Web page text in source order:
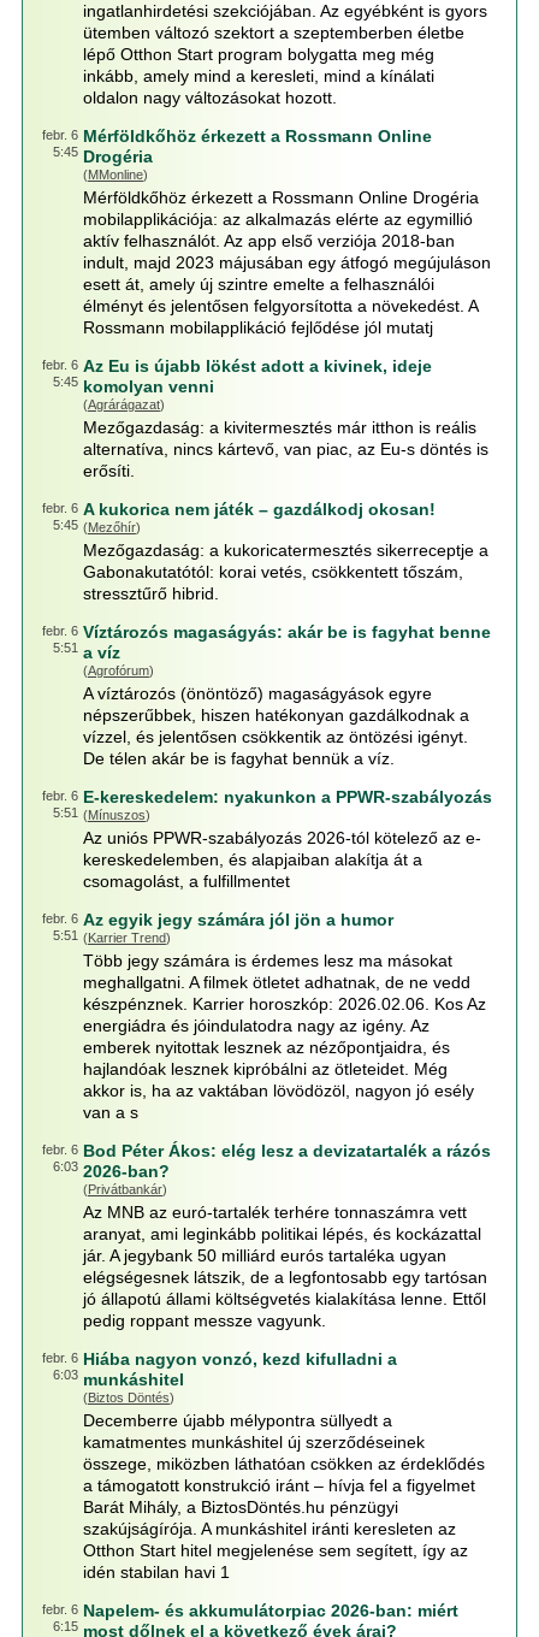
ingatlanhirdetési szekciójában. Az egyébként is gyors
ütemben változó szektort a szeptemberben életbe
lépő Otthon Start program bolygatta meg még
inkább, amely mind a keresleti, mind a kínálati
oldalon nagy változásokat hozott.
febr. 6
5:45
Mérföldkőhöz érkezett a Rossmann Online
Drogéria
(MMonline)
Mérföldkőhöz érkezett a Rossmann Online Drogéria
mobilapplikációja: az alkalmazás elérte az egymillió
aktív felhasználót. Az app első verziója 2018-ban
indult, majd 2023 májusában egy átfogó megújuláson
esett át, amely új szintre emelte a felhasználói
élményt és jelentősen felgyorsította a növekedést. A
Rossmann mobilapplikáció fejlődése jól mutatj
febr. 6
5:45
Az Eu is újabb lökést adott a kivinek, ideje
komolyan venni
(Agrárágazat)
Mezőgazdaság: a kivitermesztés már itthon is reális
alternatíva, nincs kártevő, van piac, az Eu-s döntés is
erősíti.
febr. 6
5:45
A kukorica nem játék – gazdálkodj okosan!
(Mezőhír)
Mezőgazdaság: a kukoricatermesztés sikerreceptje a
Gabonakutatótól: korai vetés, csökkentett tőszám,
stressztűrő hibrid.
febr. 6
5:51
Víztározós magaságyás: akár be is fagyhat benne
a víz
(Agrofórum)
A víztározós (önöntöző) magaságyások egyre
népszerűbbek, hiszen hatékonyan gazdálkodnak a
vízzel, és jelentősen csökkentik az öntözési igényt.
De télen akár be is fagyhat bennük a víz.
febr. 6
5:51
E-kereskedelem: nyakunkon a PPWR-szabályozás
(Mínuszos)
Az uniós PPWR-szabályozás 2026-tól kötelező az e-
kereskedelemben, és alapjaiban alakítja át a
csomagolást, a fulfillmentet
febr. 6
5:51
Az egyik jegy számára jól jön a humor
(Karrier Trend)
Több jegy számára is érdemes lesz ma másokat
meghallgatni. A filmek ötletet adhatnak, de ne vedd
készpénznek. Karrier horoszkóp: 2026.02.06. Kos Az
energiádra és jóindulatodra nagy az igény. Az
emberek nyitottak lesznek az nézőpontjaidra, és
hajlandóak lesznek kipróbálni az ötleteidet. Még
akkor is, ha az vaktában lövödözöl, nagyon jó esély
van a s
febr. 6
6:03
Bod Péter Ákos: elég lesz a devizatartalék a rázós
2026-ban?
(Privátbankár)
Az MNB az euró-tartalék terhére tonnaszámra vett
aranyat, ami leginkább politikai lépés, és kockázattal
jár. A jegybank 50 milliárd eurós tartaléka ugyan
elégségesnek látszik, de a legfontosabb egy tartósan
jó állapotú állami költségvetés kialakítása lenne. Ettől
pedig roppant messze vagyunk.
febr. 6
6:03
Hiába nagyon vonzó, kezd kifulladni a
munkáshitel
(Biztos Döntés)
Decemberre újabb mélypontra süllyedt a
kamatmentes munkáshitel új szerződéseinek
összege, miközben láthatóan csökken az érdeklődés
a támogatott konstrukció iránt – hívja fel a figyelmet
Barát Mihály, a BiztosDöntés.hu pénzügyi
szakújságírója. A munkáshitel iránti keresleten az
Otthon Start hitel megjelenése sem segített, így az
idén stabilan havi 1
febr. 6
6:15
Napelem- és akkumulátorpiac 2026-ban: miért
most dőlnek el a következő évek árai?